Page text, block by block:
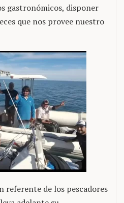
gastronómicos, disponer
que nos provee nuestro
referente de los pescadores